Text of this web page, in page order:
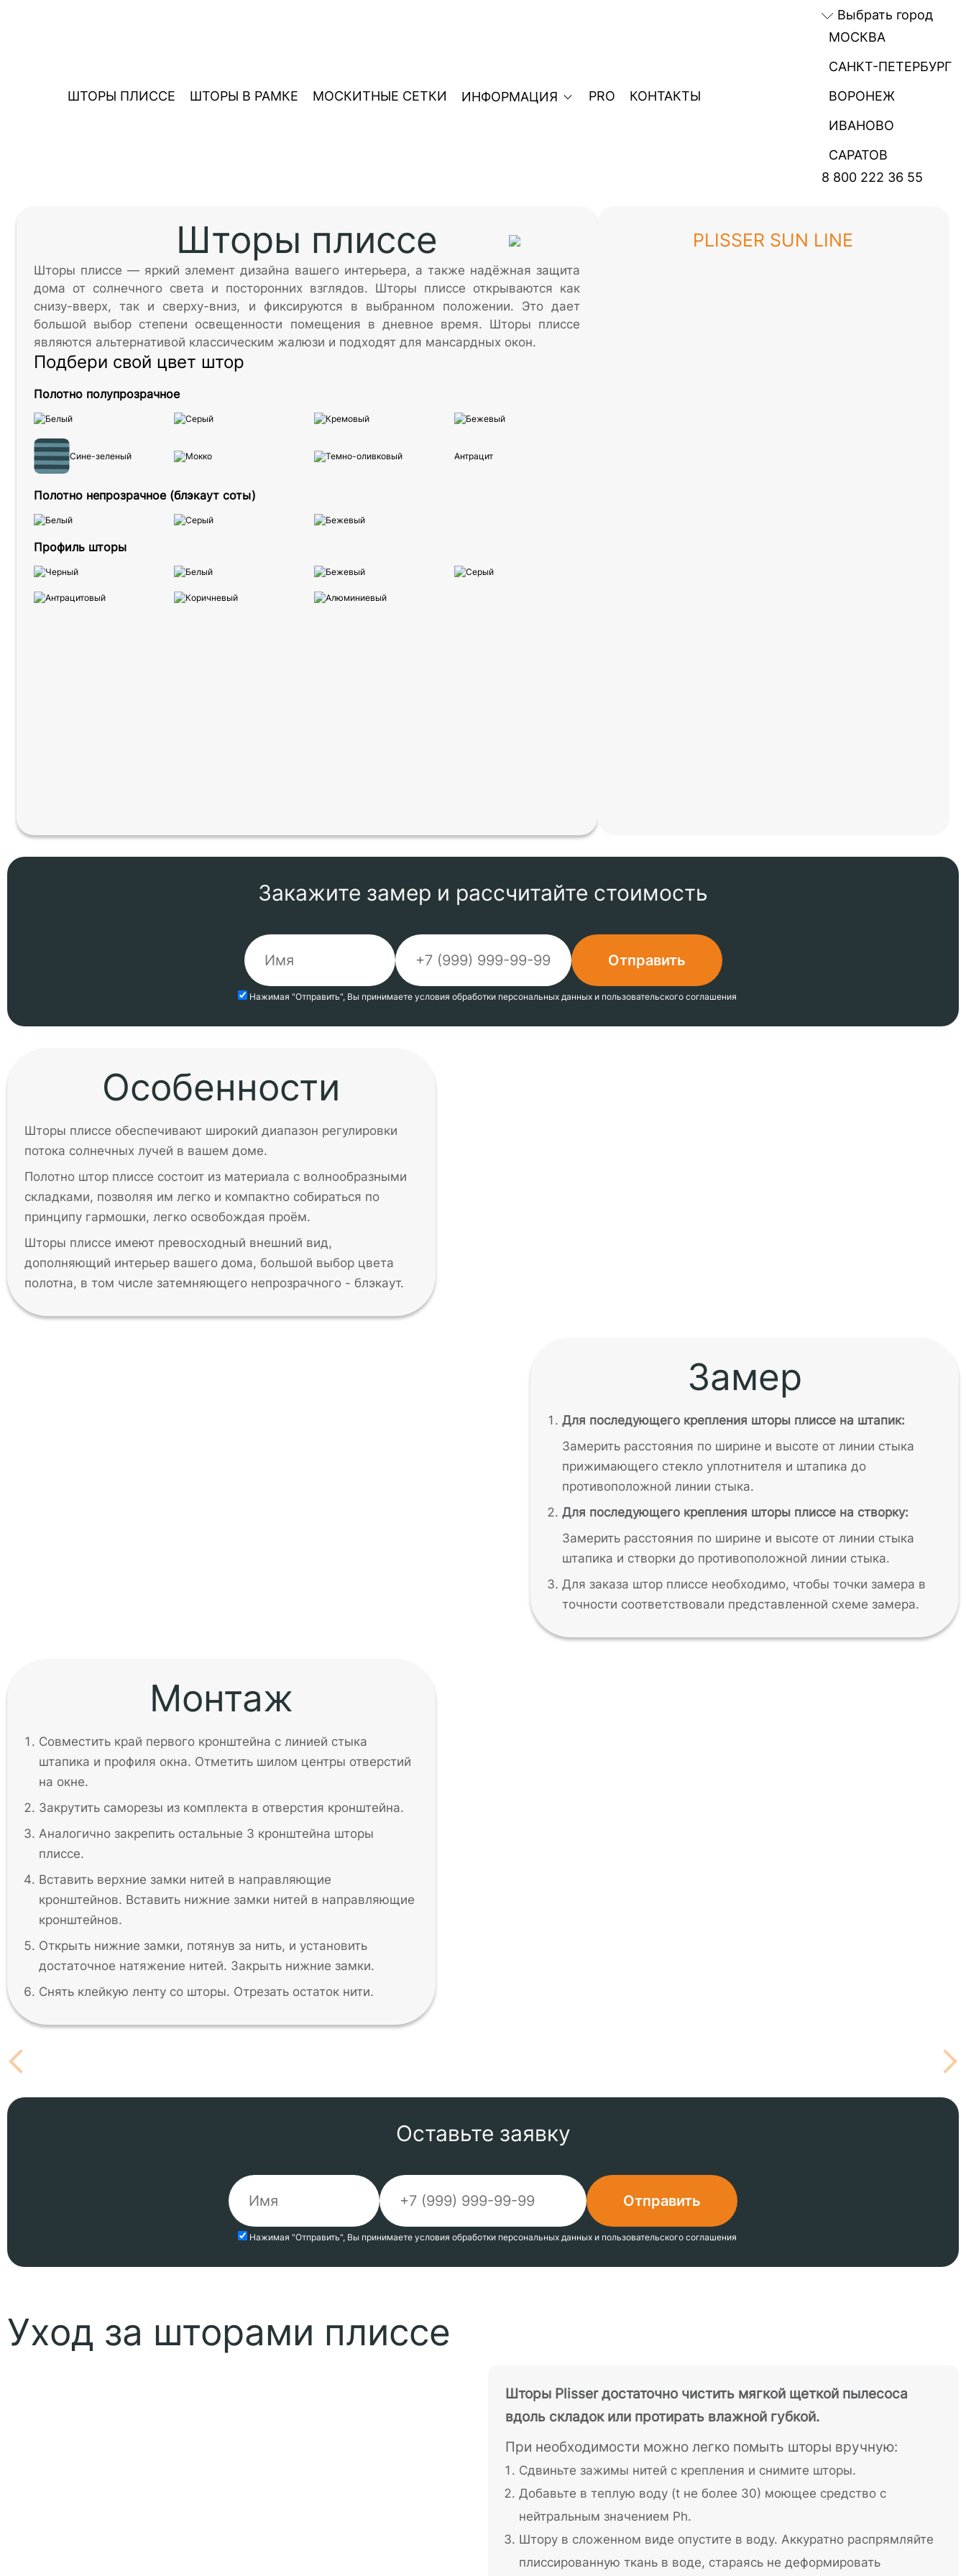
ШТОРЫ ПЛИССЕ ШТОРЫ В РАМКЕ МОСКИТНЫЕ СЕТКИ ИНФОРМАЦИЯ PRO КОНТАКТЫ
Выбрать город
МОСКВА
САНКТ-ПЕТЕРБУРГ
ВОРОНЕЖ
ИВАНОВО
САРАТОВ
8 800 222 36 55
Шторы плиссе
Шторы плиссе — яркий элемент дизайна вашего интерьера, а также надёжная защита
дома от солнечного света и посторонних взглядов. Шторы плиссе открываются как
снизу-вверх, так и сверху-вниз, и фиксируются в выбранном положении. Это дает
большой выбор степени освещенности помещения в дневное время. Шторы плиссе
являются альтернативой классическим жалюзи и подходят для мансардных окон.
Подбери свой цвет штор
Полотно полупрозрачное
Белый Серый Кремовый Бежевый
Сине-зеленый Мокко Темно-оливковый Антрацит
Полотно непрозрачное (блэкаут соты)
Белый Серый Бежевый
Профиль шторы
Черный Белый Бежевый Серый
Антрацитовый Коричневый Алюминиевый
PLISSER SUN LINE
Закажите замер и рассчитайте стоимость
Нажимая "Отправить", Вы принимаете условияобработки персональных данных и пользовательского соглашения
Особенности
Шторы плиссе обеспечивают широкий диапазон регулировки
потока солнечных лучей в вашем доме.
Полотно штор плиссе состоит из материала с волнообразными
складками, позволяя им легко и компактно собираться по
принципу гармошки, легко освобождая проём.
Шторы плиссе имеют превосходный внешний вид,
дополняющий интерьер вашего дома, большой выбор цвета
полотна, в том числе затемняющего непрозрачного - блэкаут.
Замер
Для последующего крепления шторы плиссе на штапик:
Замерить расстояния по ширине и высоте от линии стыка
прижимающего стекло уплотнителя и штапика до
противоположной линии стыка.
Для последующего крепления шторы плиссе на створку:
Замерить расстояния по ширине и высоте от линии стыка
штапика и створки до противоположной линии стыка.
Для заказа штор плиссе необходимо, чтобы точки замера в
точности соответствовали представленной схеме замера.
Монтаж
Совместить край первого кронштейна с линией стыка
штапика и профиля окна. Отметить шилом центры отверстий
на окне.
Закрутить саморезы из комплекта в отверстия кронштейна.
Аналогично закрепить остальные 3 кронштейна шторы
плиссе.
Вставить верхние замки нитей в направляющие
кронштейнов. Вставить нижние замки нитей в направляющие
кронштейнов.
Открыть нижние замки, потянув за нить, и установить
достаточное натяжение нитей. Закрыть нижние замки.
Снять клейкую ленту со шторы. Отрезать остаток нити.
Оставьте заявку
Нажимая "Отправить", Вы принимаете условияобработки персональных данных и пользовательского соглашения
Уход за шторами плиссе
Шторы Plisser достаточно чистить мягкой щеткой пылесоса
вдоль складок или протирать влажной губкой.
При необходимости можно легко помыть шторы вручную:
Сдвиньте зажимы нитей с крепления и снимите шторы.
Добавьте в теплую воду (t не более 30) моющее средство с
нейтральным значением Ph.
Штору в сложенном виде опустите в воду. Аккуратно распрямляйте
плиссированную ткань в воде, стараясь не деформировать